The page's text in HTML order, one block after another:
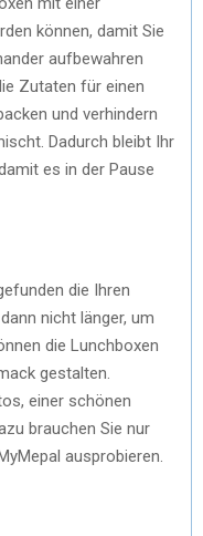
können, damit Sie
aufbewahren
Zutaten für einen
und verhindern
Dadurch bleibt Ihr
es in der Pause
die Ihren
nicht länger, um
die Lunchboxen
gestalten.
einer schönen
brauchen Sie nur
ausprobieren.